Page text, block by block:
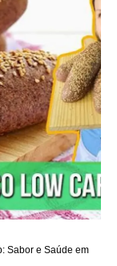
Sabor e Saúde em